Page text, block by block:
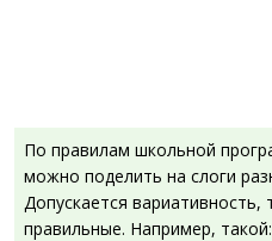
По правилам школьной
можно поделить на слоги
Допускается вариативность,
правильные. Например, такой: